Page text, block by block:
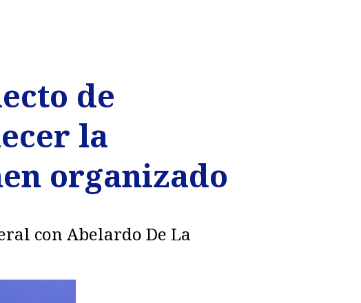
de
la
organizado
con Abelardo De La